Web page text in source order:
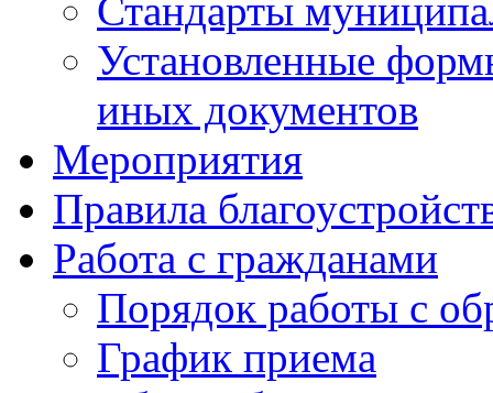
Стандарты
Установленные
иных документов
Мероприятия
Правила
Работа с гражданами
Порядок работы с
График приема